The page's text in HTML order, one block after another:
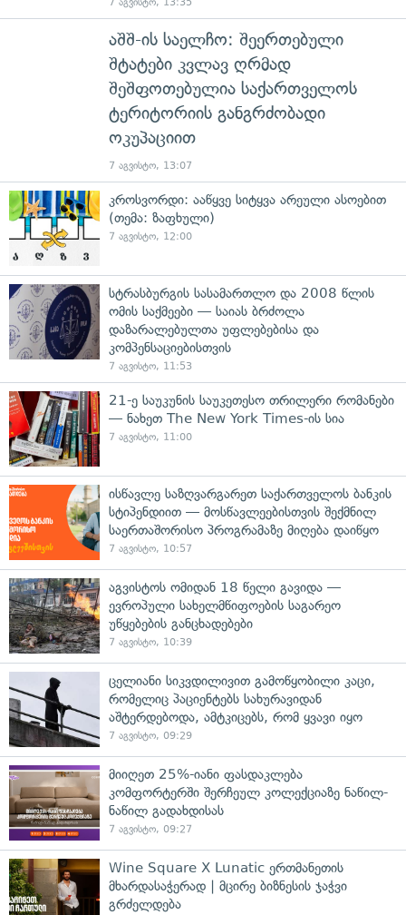
აშშ-ის საელჩო: შეერთებული
შტატები კვლავ ღრმად
შეშფოთებულია საქართველოს
ტერიტორიის განგრძობადი
ოკუპაციით
7 აგვისტო, 13:07
კროსვორდი: ააწყვე სიტყვა არეული ასოებით
(თემა: ზაფხული)
7 აგვისტო, 12:00
სტრასბურგის სასამართლო და 2008 წლის
ომის საქმეები — საიას ბრძოლა
დაზარალებულთა უფლებებისა და
კომპენსაციებისთვის
7 აგვისტო, 11:53
21-ე საუკუნის საუკეთესო თრილერი რომანები
— ნახეთ The New York Times-ის სია
7 აგვისტო, 11:00
ისწავლე საზღვარგარეთ საქართველოს ბანკის
სტიპენდიით — მოსწავლეებისთვის შექმნილ
საერთაშორისო პროგრამაზე მიღება დაიწყო
7 აგვისტო, 10:57
აგვისტოს ომიდან 18 წელი გავიდა —
ევროპული სახელმწიფოების საგარეო
უწყებების განცხადებები
7 აგვისტო, 10:39
ცელიანი სიკვდილივით გამოწყობილი კაცი,
რომელიც პაციენტებს სახურავიდან
აშტერდებოდა, ამტკიცებს, რომ ყვავი იყო
7 აგვისტო, 09:29
მიიღეთ 25%-იანი ფასდაკლება
კომფორტერში შერჩეულ კოლექციაზე ნაწილ-
ნაწილ გადახდისას
7 აგვისტო, 09:27
Wine Square X Lunatic ერთმანეთის
მხარდასაჭერად | მცირე ბიზნესის ჯაჭვი
გრძელდება